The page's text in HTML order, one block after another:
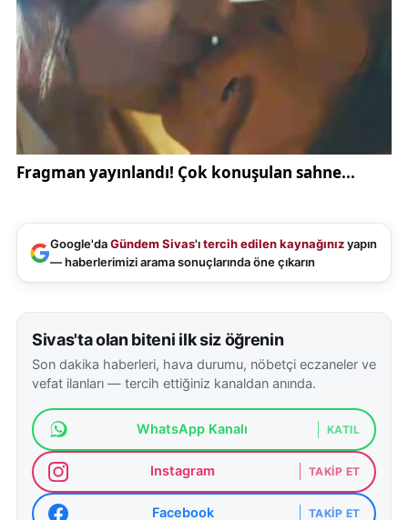
Google'daGündem Sivas'ıtercih edilen kaynağınızyapın
— haberlerimizi arama sonuçlarında öne çıkarın
Sivas'ta olan biteni ilk siz öğrenin
Son dakika haberleri, hava durumu, nöbetçi eczaneler ve
vefat ilanları — tercih ettiğiniz kanaldan anında.
WhatsApp Kanalı KATIL
Instagram TAKIP ET
Facebook TAKIP ET